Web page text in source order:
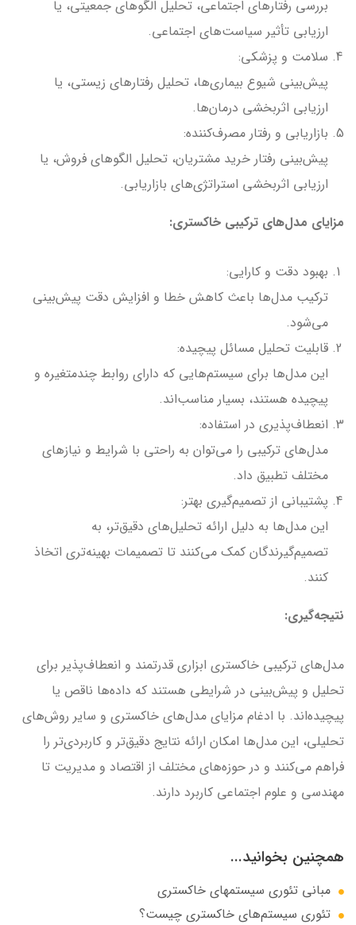
بررسی رفتارهای اجتماعی، تحلیل الگوهای جمعیتی، یا
ارزیابی تأثیر سیاست‌های اجتماعی.
سلامت و پزشکی:
پیش‌بینی شیوع بیماری‌ها، تحلیل رفتارهای زیستی، یا
ارزیابی اثربخشی درمان‌ها.
بازاریابی و رفتار مصرف‌کننده:
پیش‌بینی رفتار خرید مشتریان، تحلیل الگوهای فروش، یا
ارزیابی اثربخشی استراتژی‌های بازاریابی.
مزایای مدل‌های ترکیبی خاکستری:
بهبود دقت و کارایی:
ترکیب مدل‌ها باعث کاهش خطا و افزایش دقت پیش‌بینی
می‌شود.
قابلیت تحلیل مسائل پیچیده:
این مدل‌ها برای سیستم‌هایی که دارای روابط چندمتغیره و
پیچیده هستند، بسیار مناسب‌اند.
انعطاف‌پذیری در استفاده:
مدل‌های ترکیبی را می‌توان به راحتی با شرایط و نیازهای
مختلف تطبیق داد.
پشتیبانی از تصمیم‌گیری بهتر:
این مدل‌ها به دلیل ارائه تحلیل‌های دقیق‌تر، به
تصمیم‌گیرندگان کمک می‌کنند تا تصمیمات بهینه‌تری اتخاذ
کنند.
نتیجه‌گیری:
مدل‌های ترکیبی خاکستری ابزاری قدرتمند و انعطاف‌پذیر برای
تحلیل و پیش‌بینی در شرایطی هستند که داده‌ها ناقص یا
پیچیده‌اند. با ادغام مزایای مدل‌های خاکستری و سایر روش‌های
تحلیلی، این مدل‌ها امکان ارائه نتایج دقیق‌تر و کاربردی‌تر را
فراهم می‌کنند و در حوزه‌های مختلف از اقتصاد و مدیریت تا
مهندسی و علوم اجتماعی کاربرد دارند.
همچنین بخوانید...
مبانی تئوری سیستمهای خاکستری
تئوری سیستم‌های خاکستری چیست؟